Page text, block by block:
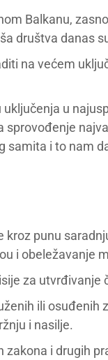
Balkanu,
društva danas
na većem
u
i to nam
punu
i obeležavanje
za utvrđivanje
ili osuđenih
i nasilje.
i drugih